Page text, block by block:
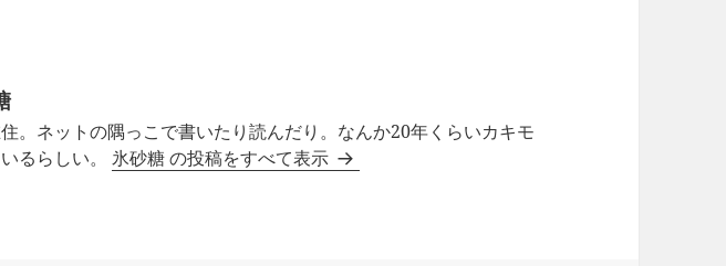
。ネットの隅っこで書いたり読んだり。なんか20年くらいカキモ
るらしい。氷砂糖 の投稿をすべて表示